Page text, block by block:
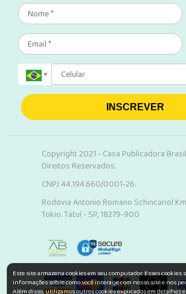
INSCREVER
Copyright 2021 - Casa Publicadora
Direitos Reservados.
CNPJ 44.194.660/0001-26.
Rodovia Antonio Romano Schincariol
Tokio. Tatuí - SP, 18279-900
Este site armazena cookies em seu computador. Esses cookies
informações sobre como você interage com nosso site e nos
Além disso, utilizamos outros cookies explicados em detalhes